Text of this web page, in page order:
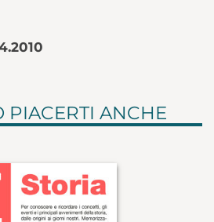
PIACERTI ANCHE